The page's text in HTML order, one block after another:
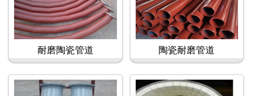
耐磨陶瓷管道 陶瓷耐磨管道